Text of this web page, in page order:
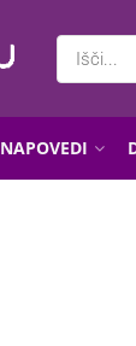
NAPOVEDI